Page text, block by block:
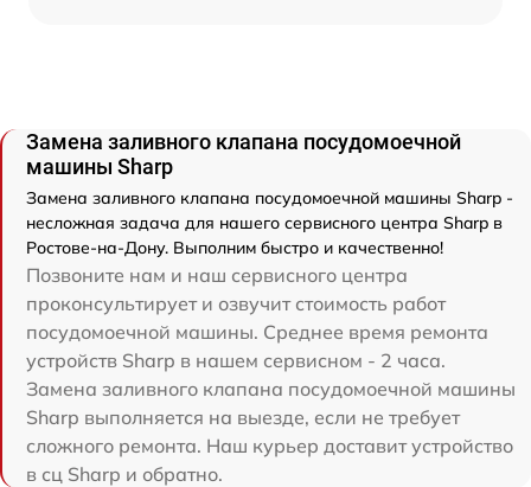
Замена заливного клапана посудомоечной
машины Sharp
Замена заливного клапана посудомоечной машины Sharp -
несложная задача для нашего сервисного центра Sharp в
Ростове-на-Дону. Выполним быстро и качественно!
Позвоните нам и наш сервисного центра
проконсультирует и озвучит стоимость работ
посудомоечной машины. Среднее время ремонта
устройств Sharp в нашем сервисном - 2 часа.
Замена заливного клапана посудомоечной машины
Sharp выполняется на выезде, если не требует
сложного ремонта. Наш курьер доставит устройство
в сц Sharp и обратно.